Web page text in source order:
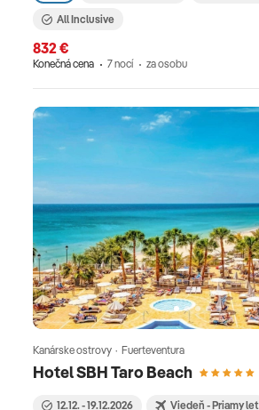
All Inclusive
832 €
Konečná cena 7 nocí za osobu
Hotel SBH Taro Beach
Kanárske ostrovy · Fuerteventura
12.12. - 19.12.2026 Viedeň - Priamy let